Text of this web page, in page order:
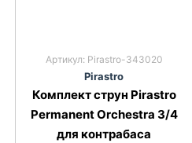
Артикул: Pirastro-343020
Pirastro
Комплект струн Pirastro
Permanent Orchestra 3/4
для контрабаса